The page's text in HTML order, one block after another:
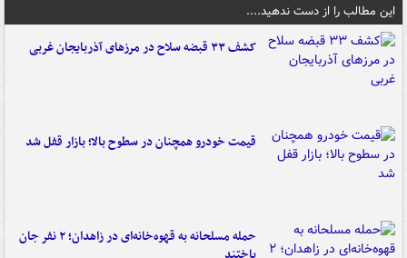
این مطالب را از دست ندهید....
کشف ۳۳ قبضه سلاح در مرزهای آذربایجان غربی
قیمت خودرو همچنان در سطوح بالا؛ بازار قفل شد
حمله مسلحانه به قهوه‌خانه‌ای در زاهدان؛ ۲ نفر جان